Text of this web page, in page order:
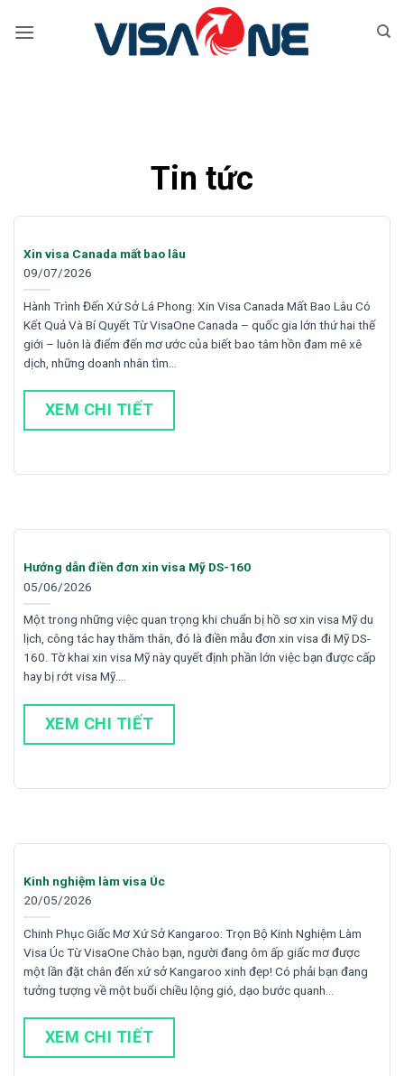
qua
Tin tức
Xin visa Canada mất bao lâu
09/07/2026
Hành Trình Đến Xứ Sở Lá Phong: Xin Visa Canada Mất Bao Lâu Có
Kết Quả Và Bí Quyết Từ VisaOne Canada – quốc gia lớn thứ hai thế
giới – luôn là điểm đến mơ ước của biết bao tâm hồn đam mê xê
dịch, những doanh nhân tìm…
XEM CHI TIẾT
Hướng dẫn điền đơn xin visa Mỹ DS-160
05/06/2026
Một trong những việc quan trọng khi chuẩn bị hồ sơ xin visa Mỹ du
lịch, công tác hay thăm thân, đó là điền mẫu đơn xin visa đi Mỹ DS-
160. Tờ khai xin visa Mỹ này quyết định phần lớn việc bạn được cấp
hay bị rớt visa Mỹ….
XEM CHI TIẾT
Kinh nghiệm làm visa Úc
20/05/2026
Chinh Phục Giấc Mơ Xứ Sở Kangaroo: Trọn Bộ Kinh Nghiệm Làm
Visa Úc Từ VisaOne Chào bạn, người đang ôm ấp giấc mơ được
một lần đặt chân đến xứ sở Kangaroo xinh đẹp! Có phải bạn đang
tưởng tượng về một buổi chiều lộng gió, dạo bước quanh…
XEM CHI TIẾT